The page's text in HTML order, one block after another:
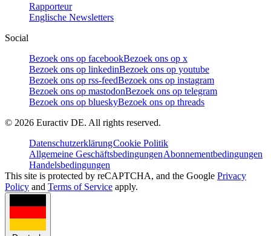
Rapporteur
Englische Newsletters
Social
Bezoek ons op facebookBezoek ons op x
Bezoek ons op linkedinBezoek ons op youtube
Bezoek ons op rss-feedBezoek ons op instagram
Bezoek ons op mastodonBezoek ons op telegram
Bezoek ons op blueskyBezoek ons op threads
© 2026 Euractiv DE. All rights reserved.
DatenschutzerklärungCookie Politik
Allgemeine GeschäftsbedingungenAbonnementbedingungen
Handelsbedingungen
This site is protected by reCAPTCHA, and the Google Privacy
Policy and Terms of Service apply.